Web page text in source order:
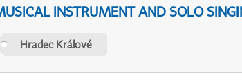
INSTRUMENT AND SOLO
Hradec Králové